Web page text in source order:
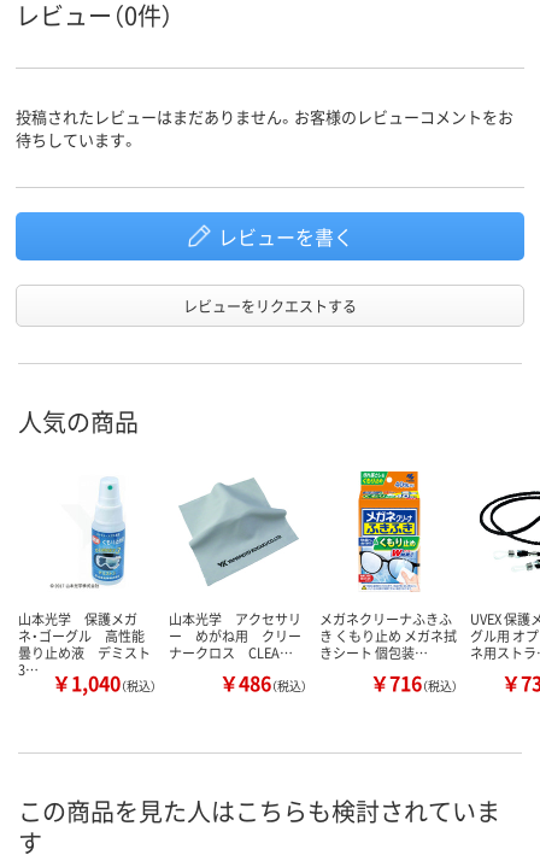
レビュー（0件）
投稿されたレビューはまだありません。お客様のレビューコメントをお
待ちしています。
レビューを書く
レビューをリクエストする
人気の商品
山本光学 保護メガ
ネ・ゴーグル 高性能
曇り止め液 デミスト
3…
￥1,040（税込）
山本光学 アクセサリ
ー めがね用 クリー
ナークロス CLEA…
￥486（税込）
メガネクリーナふきふ
き くもり止め メガネ拭
きシート 個包装…
￥716（税込）
UVEX 保護
グル用 オ
ネ用スト
￥
この商品を見た人はこちらも検討されていま
す